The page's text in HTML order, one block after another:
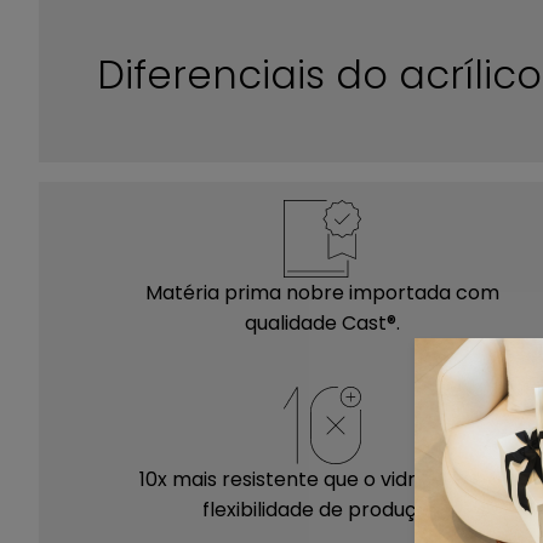
Diferenciais do acrílico
Matéria prima nobre importada com
qualidade Cast®.
10x mais resistente que o vidro e maior
flexibilidade de produção.